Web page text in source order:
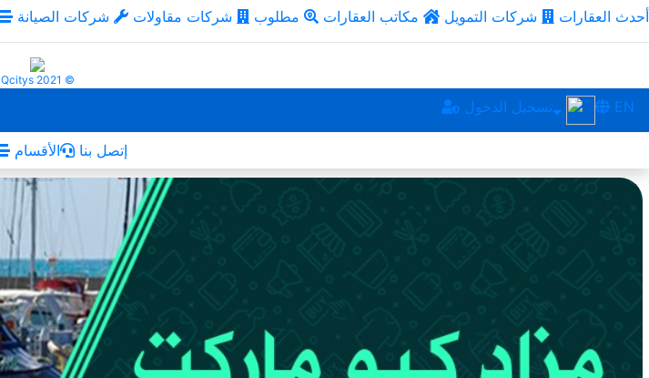
أحدث العقارات شركات التمويل مكاتب العقارات مطلوب شركات مقاولات شركات الصيانة
Qcitys 2021 ©
تسجيل الدخول EN
الأقسام إتصل بنا